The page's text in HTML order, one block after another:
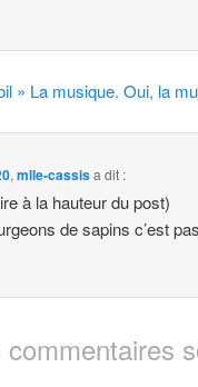
» La musique. Oui, la
,mlle-cassisa dit :
à la hauteur du post)
de sapins c’est
commentaires